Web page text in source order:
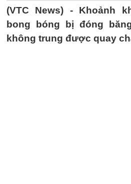
(VTC News) - Khoảnh
bong bóng bị đóng
không trung được quay